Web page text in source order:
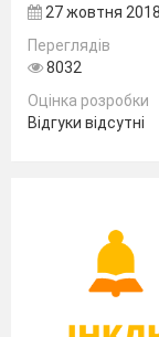
27 жовтня 2018
Переглядів
8032
Оцінка розробки
Відгуки відсутні